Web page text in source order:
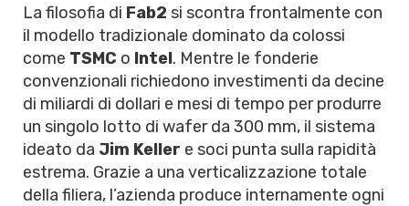
La filosofia di Fab2 si scontra frontalmente con
il modello tradizionale dominato da colossi
come TSMC o Intel. Mentre le fonderie
convenzionali richiedono investimenti da decine
di miliardi di dollari e mesi di tempo per produrre
un singolo lotto di wafer da 300 mm, il sistema
ideato da Jim Keller e soci punta sulla rapidità
estrema. Grazie a una verticalizzazione totale
della filiera, l’azienda produce internamente ogni